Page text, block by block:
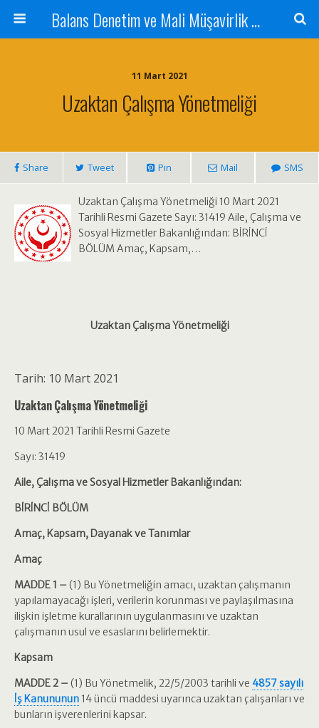
Balans Denetim ve Mali Müşavirlik Hizmetleri
11 Mart 2021
Uzaktan Çalışma Yönetmeliği
Share Tweet Pin Mail SMS
Uzaktan Çalışma Yönetmeliği 10 Mart 2021
Tarihli Resmi Gazete Sayı: 31419 Aile, Çalışma ve
Sosyal Hizmetler Bakanlığından: BİRİNCİ
BÖLÜM Amaç, Kapsam,…
Uzaktan Çalışma Yönetmeliği
Tarih: 10 Mart 2021
Uzaktan Çalışma Yönetmeliği
10 Mart 2021 Tarihli Resmi Gazete
Sayı: 31419
Aile, Çalışma ve Sosyal Hizmetler Bakanlığından:
BİRİNCİ BÖLÜM
Amaç, Kapsam, Dayanak ve Tanımlar
Amaç
MADDE 1 – (1) Bu Yönetmeliğin amacı, uzaktan çalışmanın
yapılamayacağı işleri, verilerin korunması ve paylaşılmasına
ilişkin işletme kurallarının uygulanmasını ve uzaktan
çalışmanın usul ve esaslarını belirlemektir.
Kapsam
MADDE 2 – (1) Bu Yönetmelik, 22/5/2003 tarihli ve 4857 sayılı
İş Kanununun 14 üncü maddesi uyarınca uzaktan çalışanları ve
bunların işverenlerini kapsar.